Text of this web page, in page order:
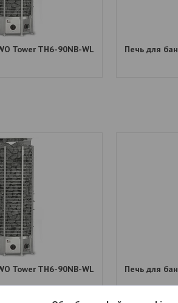
Tower TH6-90NB-WL Печь для
Tower TH6-90NB-WL Печь для